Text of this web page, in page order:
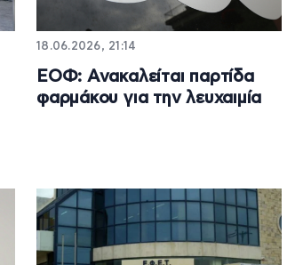
18.06.2026, 21:14
ΕΟΦ: Ανακαλείται παρτίδα
φαρμάκου για την λευχαιμία